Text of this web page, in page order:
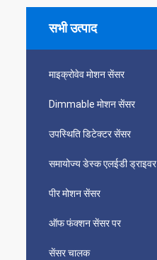
सभी उत्पाद
माइक्रोवेव मोशन सेंसर
Dimmable मोशन सेंसर
उपस्थिति डिटेक्टर सेंसर
समायोज्य डेस्क एलईडी ड्राइवर
पीर मोशन सेंसर
ऑफ फंक्शन सेंसर पर
सेंसर चालक